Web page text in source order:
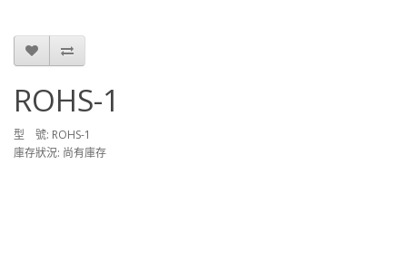
ROHS-1
型 號: ROHS-1
庫存狀況: 尚有庫存